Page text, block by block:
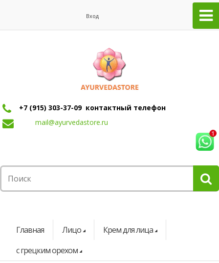
Вход
+7 (915) 303-37-09 контактный телефон
mail@ayurvedastore.ru
Главная Лицо
Крем для лица
с грецким орехом